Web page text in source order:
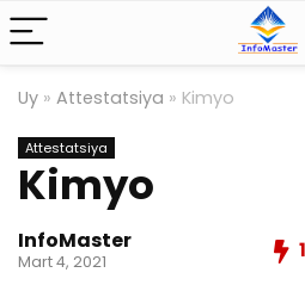
Uy » Attestatsiya » Kimyo
Attestatsiya
Kimyo
InfoMaster
Mart 4, 2021